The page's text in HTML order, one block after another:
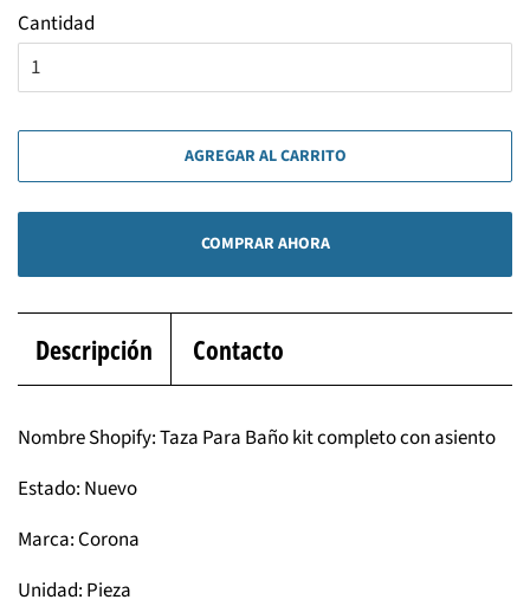
Cantidad
AGREGAR AL CARRITO
COMPRAR AHORA
Descripción Contacto
Nombre Shopify: Taza Para Baño kit completo con asiento
Estado: Nuevo
Marca: Corona
Unidad: Pieza